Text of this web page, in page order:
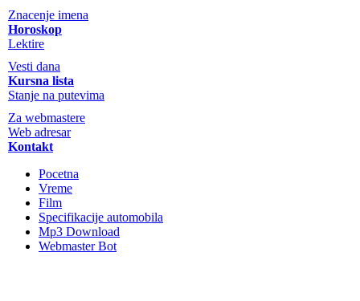
Znacenje imena
Horoskop
Lektire
Vesti dana
Kursna lista
Stanje na putevima
Za webmastere
Web adresar
Kontakt
Pocetna
Vreme
Film
Specifikacije automobila
Mp3 Download
Webmaster Bot